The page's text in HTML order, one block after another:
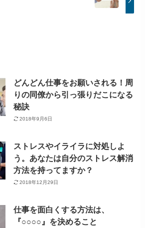
どんどん仕事をお願いされる！周
りの同僚から引っ張りだこになる
秘訣
2018年9月6日
ストレスやイライラに対処しよ
う。あなたは自分のストレス解消
方法を持ってますか？
2018年12月29日
仕事を面白くする方法は、
『○○○○』を決めること